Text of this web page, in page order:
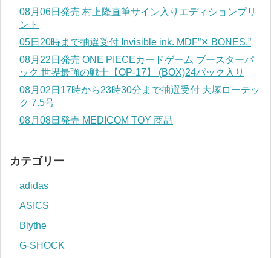
08月06日発売 村上隆直筆サイン入りエディションプリ
ント
05日20時まで抽選受付 Invisible ink. MDF”✕ BONES.”
08月22日発売 ONE PIECEカードゲーム ブースターパ
ック 世界最強の戦士【OP-17】 (BOX)24パック入り
08月02日17時から23時30分まで抽選受付 大塚ローテッ
ク 7.5号
08月08日発売 MEDICOM TOY 商品
カテゴリー
adidas
ASICS
Blythe
G-SHOCK